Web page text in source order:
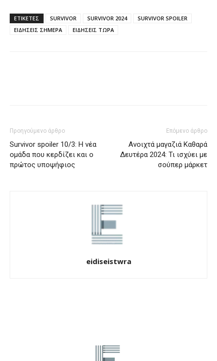
ΕΤΙΚΈΤΕΣ SURVIVOR SURVIVOR 2024
SURVIVOR SPOILER
ΕΙΔΗΣΕΙΣ ΣΗΜΕΡΑ
ΕΙΔΗΣΕΙΣ ΤΩΡΑ
Προηγούμενο άρθρο
Survivor spoiler 10/3: Η νέα
ομάδα που κερδίζει και ο
πρώτος υποψήφιος
Επόμενο άρθρο
Ανοιχτά μαγαζιά Καθαρά
Δευτέρα 2024: Τι ισχύει με
σούπερ μάρκετ
eidiseistwra